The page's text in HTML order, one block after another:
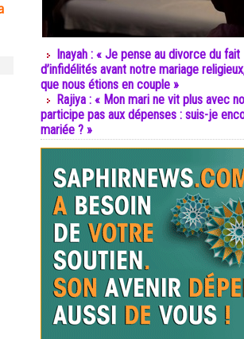
Inayah : « Je pense au divorce du fait
d’infidélités avant notre mariage
que nous étions en couple »
Rajiya : « Mon mari ne vit plus avec
participe pas aux dépenses : suis-je
mariée ? »